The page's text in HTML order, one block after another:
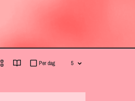
Per dag